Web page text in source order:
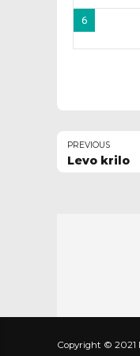
6
PREVIOUS
Levo krilo
Copyright © 2021